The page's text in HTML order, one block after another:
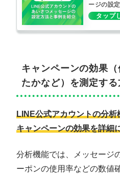
ージの設
キャンペーンの効果
たかなど）を測定する
LINE公式アカウントの分
キャンペーンの効果を詳細
分析機能では、メッセージ
ーポンの使用率などの数値